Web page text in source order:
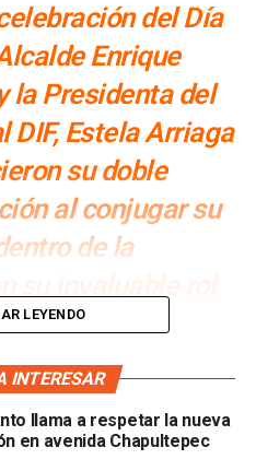
del Día
Enrique
la Presidenta del
Estela Arriaga
su doble
al conjugar su
de la
Por: Redacción
de sushogares y
su
LEYENDO
INTERESAR
llama a respetar la nueva
en avenida Chapultepec